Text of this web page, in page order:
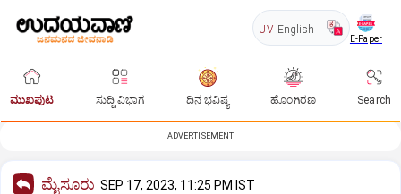
UV English
E-Paper
ಮುಖಪುಟ ಸುದ್ದಿ ವಿಭಾಗ ದಿನ ಭವಿಷ್ಯ ಹೊಂಗಿರಣ Search
ADVERTISEMENT
ಮೈಸೂರು SEP 17, 2023, 11:25 PM IST